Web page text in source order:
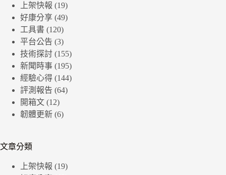
上架快報 (19)
好康分享 (49)
工具書 (120)
平台公告 (3)
技術探討 (155)
新聞時事 (195)
經驗心得 (144)
評測報告 (64)
開箱文 (12)
韌體更新 (6)
文章分類
上架快報 (19)